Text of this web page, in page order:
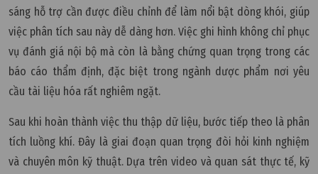
sáng hỗ trợ cần được điều chỉnh để làm nổi bật dòng khói, giúp
việc phân tích sau này dễ dàng hơn. Việc ghi hình không chỉ phục
vụ đánh giá nội bộ mà còn là bằng chứng quan trọng trong các
báo cáo thẩm định, đặc biệt trong ngành dược phẩm nơi yêu
cầu tài liệu hóa rất nghiêm ngặt.
Sau khi hoàn thành việc thu thập dữ liệu, bước tiếp theo là phân
tích luồng khí. Đây là giai đoạn quan trọng đòi hỏi kinh nghiệm
và chuyên môn kỹ thuật. Dựa trên video và quan sát thực tế, kỹ